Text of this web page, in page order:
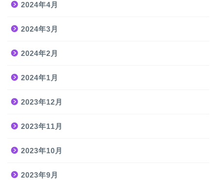
2024年4月
2024年3月
2024年2月
2024年1月
2023年12月
2023年11月
2023年10月
2023年9月